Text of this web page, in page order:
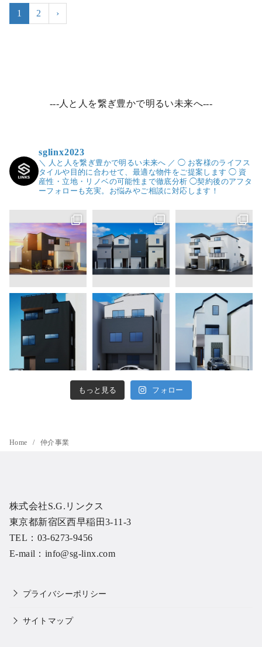
1 2 ›
---人と人を繋ぎ豊かで明るい未来へ---
sglinx2023
＼ 人と人を繋ぎ豊かで明るい未来へ ／ ◯ お客様のライフス
タイルや目的に合わせて、最適な物件をご提案します ◯ 資
産性・立地・リノベの可能性まで徹底分析 ◯契約後のアフタ
ーフォローも充実。お悩みやご相談に対応します！
もっと見る フォロー
Home 仲介事業
株式会社S.G.リンクス
東京都新宿区西早稲田3-11-3
TEL：03-6273-9456
E-mail：info@sg-linx.com
プライバシーポリシー
サイトマップ